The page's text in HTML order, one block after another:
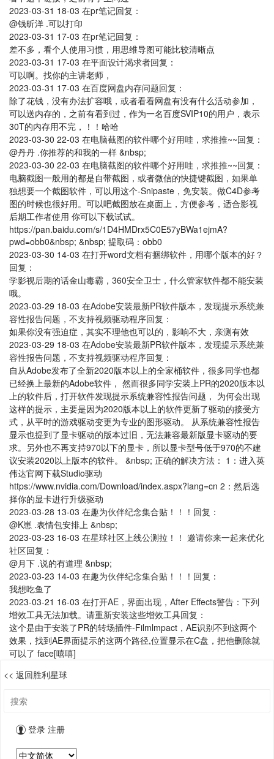
2023-03-31 18-03 在pr笔记回复：
@钱昕洋 .可以打印
2023-03-31 17-03 在pr笔记回复：
差不多，看个人使用习惯，用思维导图可能比较清晰点
2023-03-31 17-03 在平面设计渴求者回复：
可以啊。找你的主讲老师，
2023-03-31 17-03 在百度网盘内存问题回复：
除了花钱，没有办法扩容哦，或者看看网盘有没有什么活动参加，
可以送内存的，之前有看到过，作为一名百度SVIP10的用户，表示
30T的内存用不完，！！哈哈
2023-03-30 22-03 在电脑截图的软件哪个好用哇，求推推~~回复：
@丹丹 .你推荐的和我的一样 &nbsp;
2023-03-30 22-03 在电脑截图的软件哪个好用哇，求推推~~回复：
电脑截图一般用的都是自带截图，或者微信的快捷键截图，如果单
独想要一个截图软件，可以用这个-Snipaste，免安装。做C4D参考
图的时候也很好用。可以吧截图放在桌面上，方便参考，适合影视
后期工作者使用 你可以下载试试。
https://pan.baidu.com/s/1D4HMDrx5C0E57yBWa1ejmA?
pwd=obb0&nbsp; &nbsp; 提取码：obb0
2023-03-30 14-03 在打开word文档有捆绑软件，用哪个版本的好？
回复：
学影视后期的话金山毒霸，360安全卫士，什么管家软件都不能安装
哦。
2023-03-29 18-03 在Adobe安装最新PR软件版本，发现提示系统兼
容性报告问题，不支持视频驱动程序回复：
如果你没有强迫症，其实不理他也可以的，影响不大，亲测有效
2023-03-29 18-03 在Adobe安装最新PR软件版本，发现提示系统兼
容性报告问题，不支持视频驱动程序回复：
自从Adobe发布了全新2020版本以上的全家桶软件，很多同学也都
已经换上最新的Adobe软件， 然而很多同学安装上PR的2020版本以
上的软件后，打开软件发现提示系统兼容性报告问题， 为何会出现
这样的提示，主要是因为2020版本以上的软件更新了驱动的接受方
式，从平时的游戏驱动变更为专业的图形驱动。 从系统兼容性报告
显示也提到了显卡驱动的版本过旧，无法兼容最新版显卡驱动的要
求。另外也不再支持970以下的显卡，所以显卡型号低于970的不建
议安装2020以上版本的软件。 &nbsp; 正确的解决方法： 1：进入英
伟达官网下载Studio驱动
https://www.nvidia.com/Download/index.aspx?lang=cn 2：然后选
择你的显卡进行升级驱动
2023-03-28 13-03 在趣为伙伴纪念集合贴！！！ 回复：
@K崽 .表情包安排上 &nbsp;
2023-03-23 16-03 在星球社区上线公测拉！！ 邀请你来一起来优化
社区回复：
@月下 .说的有道理 &nbsp;
2023-03-23 14-03 在趣为伙伴纪念集合贴！！！ 回复：
我想吃鱼了
2023-03-21 16-03 在打开AE，界面出现，After Effects警告：下列
增效工具无法加载。请重新安装这些增效工具回复：
这个是由于安装了PR的转场插件-Filmlmpact，AE识别不到这两个
效果，找到AE界面提示的这两个路径,位置显示在C盘，把他删除就
可以了 face[嘻嘻]
<< 返回胜利星球
登录 注册